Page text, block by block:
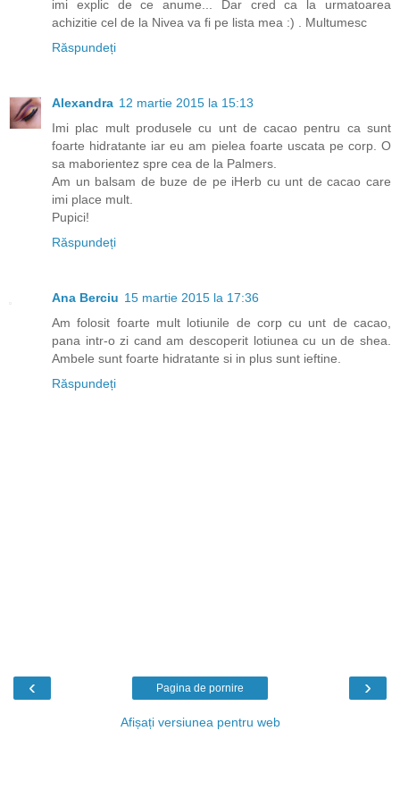
imi explic de ce anume... Dar cred ca la urmatoarea
achizitie cel de la Nivea va fi pe lista mea :) . Multumesc
Răspundeți
Alexandra 12 martie 2015 la 15:13
Imi plac mult produsele cu unt de cacao pentru ca sunt
foarte hidratante iar eu am pielea foarte uscata pe corp. O
sa maborientez spre cea de la Palmers.
Am un balsam de buze de pe iHerb cu unt de cacao care
imi place mult.
Pupici!
Răspundeți
Ana Berciu 15 martie 2015 la 17:36
Am folosit foarte mult lotiunile de corp cu unt de cacao,
pana intr-o zi cand am descoperit lotiunea cu un de shea.
Ambele sunt foarte hidratante si in plus sunt ieftine.
Răspundeți
‹ ›
Pagina de pornire
Afișați versiunea pentru web